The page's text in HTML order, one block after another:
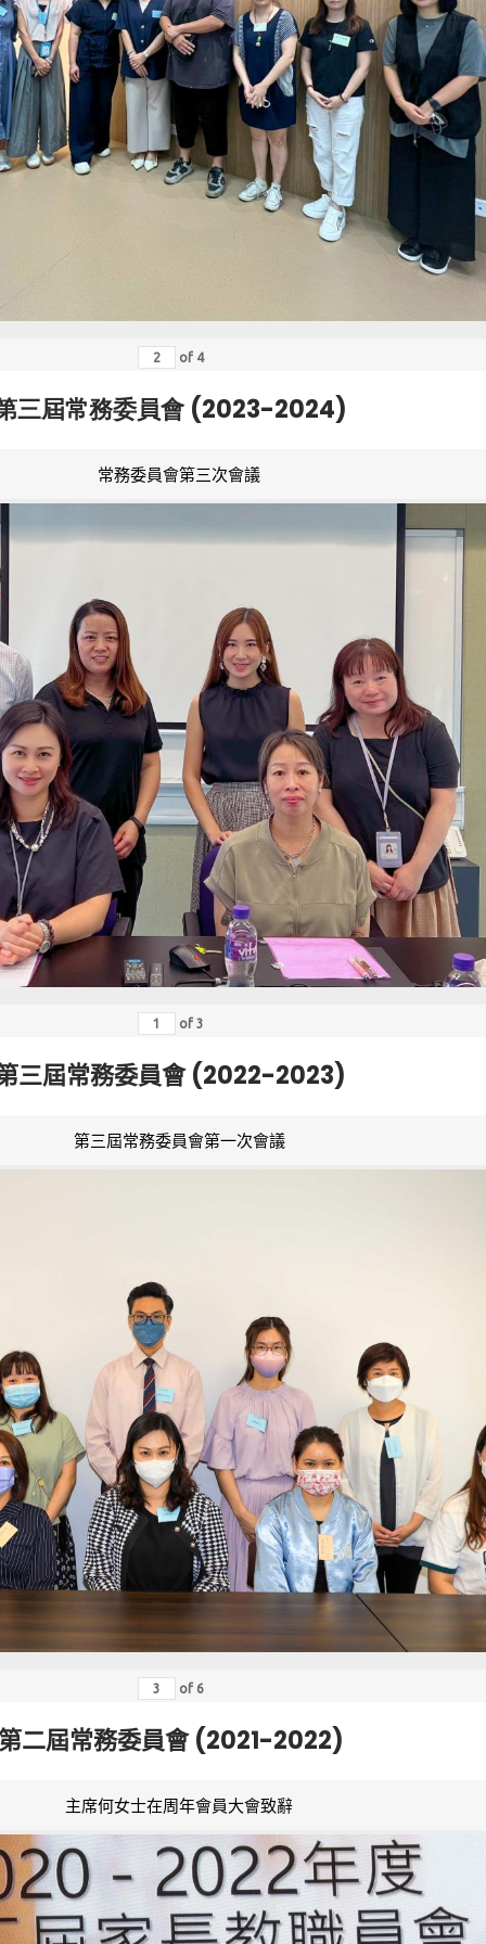
of 4
三屆常務委員會 (2023-2024)
常務委員會第三次會議
of 3
三屆常務委員會 (2022-2023)
第三屆常務委員會第一次會議
of 6
二屆常務委員會 (2021-2022)
主席何女士在周年會員大會致辭